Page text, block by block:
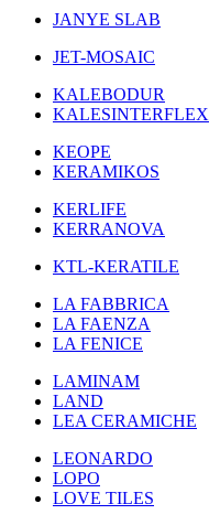
JANYE SLAB
JET-MOSAIC
KALEBODUR
KALESINTERFLEX
KEOPE
KERAMIKOS
KERLIFE
KERRANOVA
KTL-KERATILE
LA FABBRICA
LA FAENZA
LA FENICE
LAMINAM
LAND
LEA CERAMICHE
LEONARDO
LOPO
LOVE TILES